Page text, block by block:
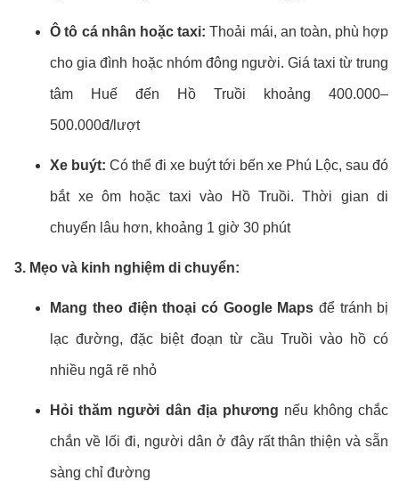
Ô tô cá nhân hoặc taxi: Thoải mái, an toàn, phù hợp
cho gia đình hoặc nhóm đông người. Giá taxi từ trung
tâm Huế đến Hồ Truồi khoảng 400.000–
500.000đ/lượt
Xe buýt: Có thể đi xe buýt tới bến xe Phú Lộc, sau đó
bắt xe ôm hoặc taxi vào Hồ Truồi. Thời gian di
chuyển lâu hơn, khoảng 1 giờ 30 phút
3. Mẹo và kinh nghiệm di chuyển:
Mang theo điện thoại có Google Maps để tránh bị
lạc đường, đặc biệt đoạn từ cầu Truồi vào hồ có
nhiều ngã rẽ nhỏ
Hỏi thăm người dân địa phương nếu không chắc
chắn về lối đi, người dân ở đây rất thân thiện và sẵn
sàng chỉ đường